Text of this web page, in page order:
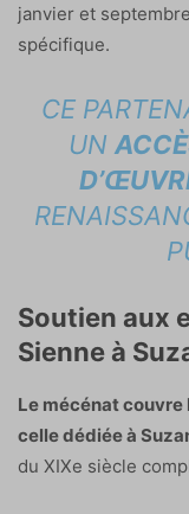
janvier et
spécifique.
CE
UN
Soutien aux
Sienne à
Le mécénat couvre
celle dédiée à
du XIXe siècle